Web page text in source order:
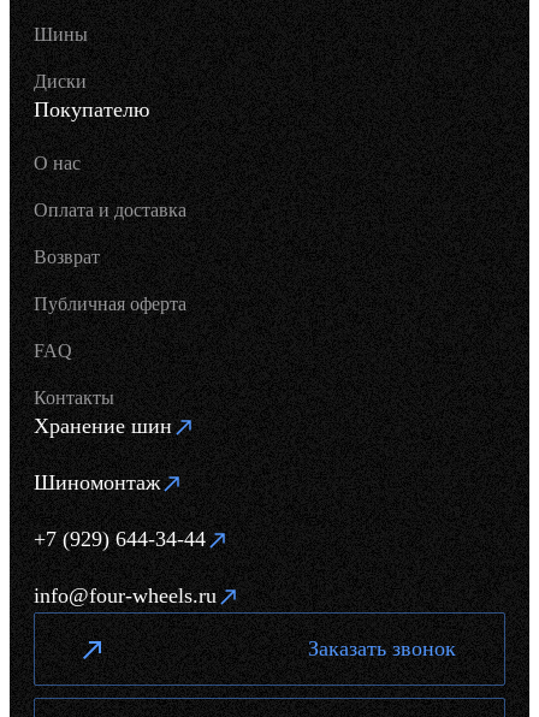
Шины
Диски
Покупателю
О нас
Оплата и доставка
Возврат
Публичная оферта
FAQ
Контакты
Хранение шин
Шиномонтаж
+7 (929) 644-34-44
info@four-wheels.ru
Заказать звонок